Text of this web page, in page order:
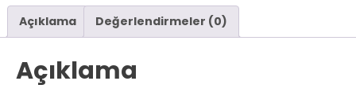
Açıklama Değerlendirmeler (0)
Açıklama